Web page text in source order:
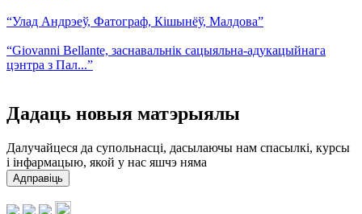
“Улад Андрэеў, Фатограф, Кішынёў, Малдова”
“Giovanni Bellante, заснавальнік сацыяльна-адукацыйнага
цэнтра з Пал...”
Дадаць новыя матэрыялы
Далучайцеся да супольнасці, дасылаючы нам спасылкі, курсы
і інфармацыю, якой у нас яшчэ няма
Адправіць